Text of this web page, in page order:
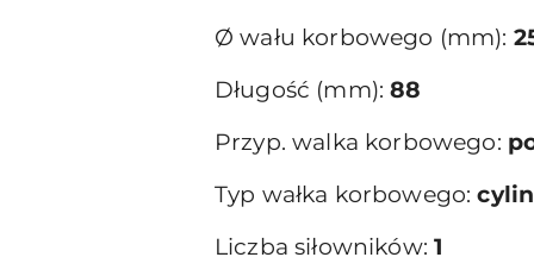
Ø wału korbowego (mm):
Długość (mm):88
Przyp. walka korbowego:
Typ wałka korbowego:
Liczba siłowników:1